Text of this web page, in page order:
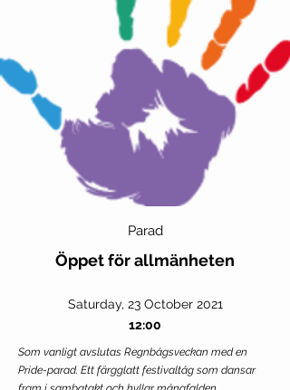
Parad
Öppet för allmänheten
Saturday, 23 October 2021
12:00
Som vanligt avslutas Regnbågsveckan med en
Pride-parad. Ett färgglatt festivaltåg som dansar